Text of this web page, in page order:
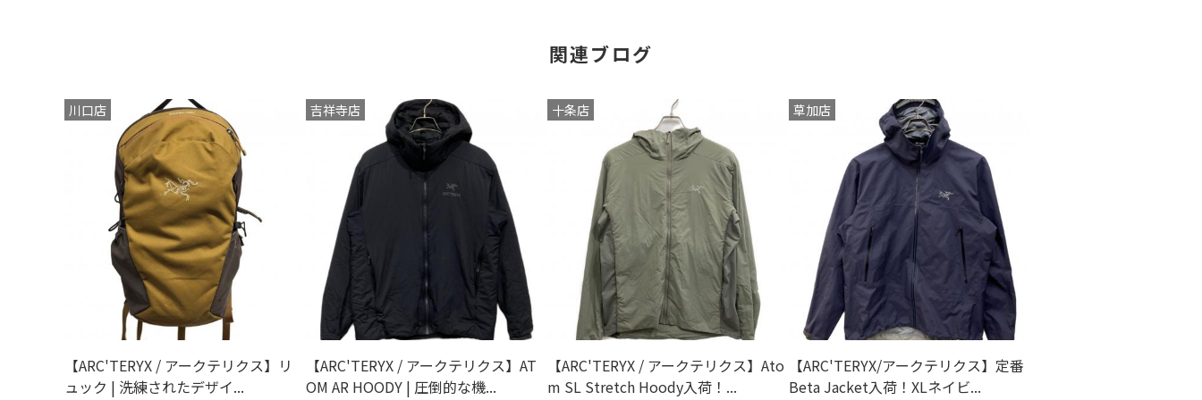
2011(3)
関連ブログ
川口店
【ARC'TERYX / アークテリクス】リ
ュック | 洗練されたデザイ...
吉祥寺店
【ARC'TERYX / アークテリクス】AT
OM AR HOODY | 圧倒的な機...
十条店
【ARC'TERYX / アークテリクス】Ato
m SL Stretch Hoody入荷！...
草加店
【ARC'TERYX/アークテリクス】定番
Beta Jacket入荷！XLネイビ...